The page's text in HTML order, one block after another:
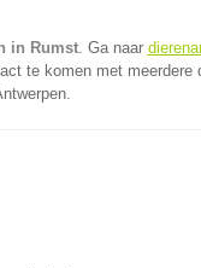
in Rumst. Ga naar
te komen met meerdere